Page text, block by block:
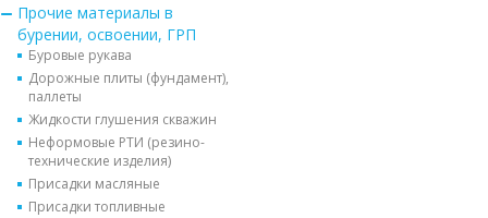
Прочие материалы в
бурении, освоении, ГРП
Буровые рукава
Дорожные плиты (фундамент),
паллеты
Жидкости глушения скважин
Неформовые РТИ (резино-
технические изделия)
Присадки масляные
Присадки топливные